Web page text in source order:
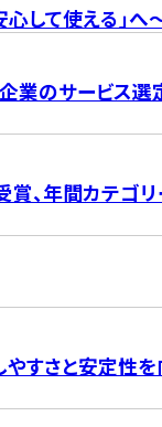
して使える」へ
業のサービス選
、年間カテゴ
すさと安定性